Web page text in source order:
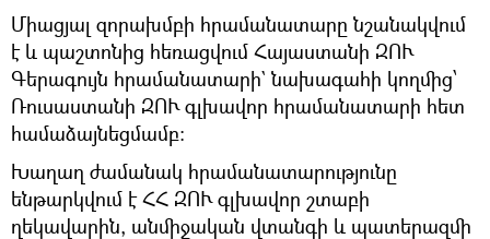
Միացյալ զորախմբի հրամանատարը նշանակվում
է և պաշտոնից հեռացվում Հայաստանի ԶՈՒ
Գերագույն հրամանատարի` նախագահի կողմից՝
Ռուսաստանի ԶՈՒ գլխավոր հրամանատարի հետ
համաձայնեցմամբ։
Խաղաղ ժամանակ հրամանատարությունը
ենթարկվում է ՀՀ ԶՈՒ գլխավոր շտաբի
ղեկավարին, անմիջական վտանգի և պատերազմի